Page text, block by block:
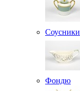
Соусники
Фондю